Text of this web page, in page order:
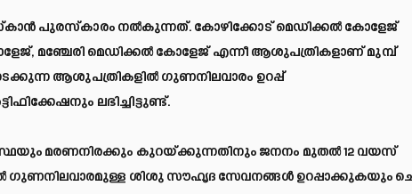
പുരസ്‌കാരം നൽകുന്നത്. കോഴിക്കോട് മെഡിക്കൽ കോളേജ്
മഞ്ചേരി മെഡിക്കൽ കോളേജ് എന്നീ ആശുപത്രികളാണ് മുമ്പ്
ആശുപത്രികളിൽ ഗുണനിലവാരം ഉറപ്പ്
ലഭിച്ചിട്ടുണ്ട്.
മരണനിരക്കും കുറയ്ക്കുന്നതിനും ജനനം മുതൽ 12 വയസ്
ഗുണനിലവാരമുള്ള ശിശു സൗഹൃദ സേവനങ്ങൾ ഉറപ്പാക്കുകയും